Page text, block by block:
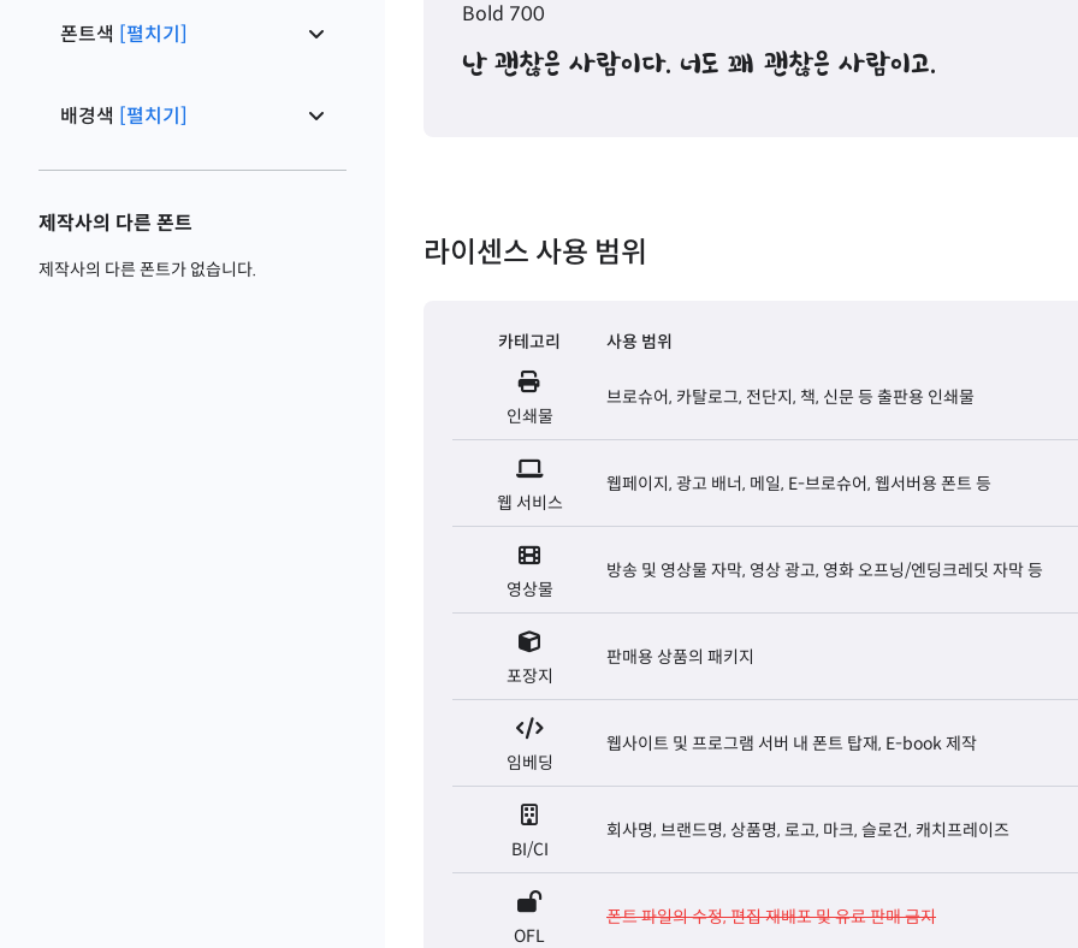
폰트색 [펼치기]
배경색 [펼치기]
제작사의 다른 폰트
제작사의 다른 폰트가 없습니다.
Bold 700
난 괜찮은 사람이다. 너도 꽤 괜찮은 사람이고.
라이센스 사용 범위
카테고리 사용 범위
인쇄물
브로슈어, 카탈로그, 전단지, 책, 신문 등 출판용 인쇄물
웹 서비스
웹페이지, 광고 배너, 메일, E-브로슈어, 웹서버용 폰트 등
영상물
방송 및 영상물 자막, 영상 광고, 영화 오프닝/엔딩크레딧 자막 등
포장지
판매용 상품의 패키지
임베딩
웹사이트 및 프로그램 서버 내 폰트 탑재, E-book 제작
BI/CI
회사명, 브랜드명, 상품명, 로고, 마크, 슬로건, 캐치프레이즈
OFL
폰트 파일의 수정, 편집 재배포 및 유료 판매 금지